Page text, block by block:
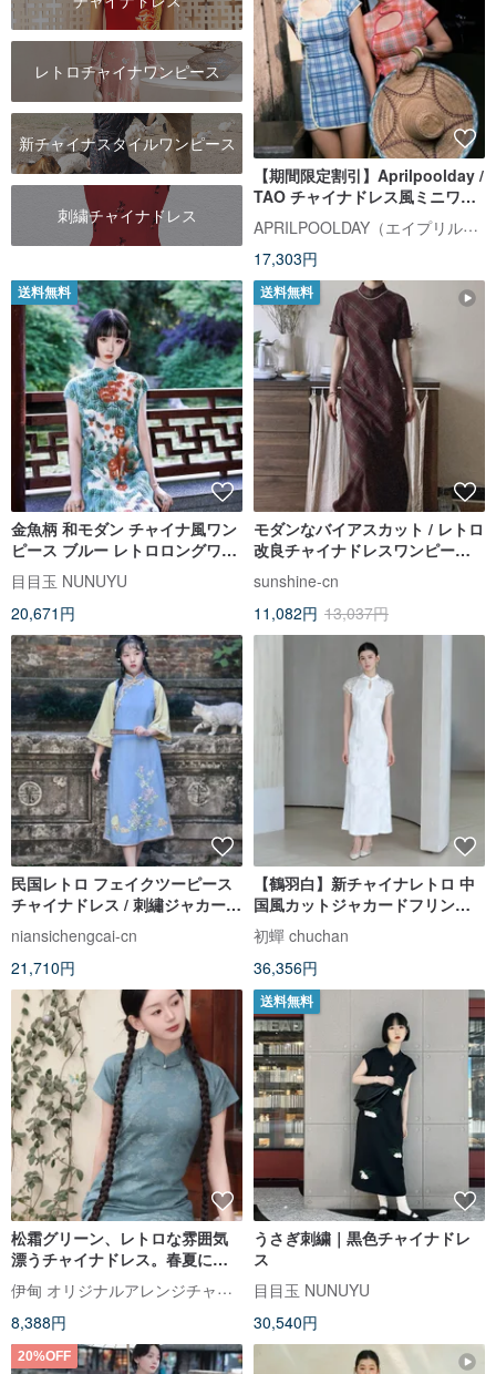
レトロチャイナワンピース
新チャイナスタイルワンピース
刺繍チャイナドレス
【期間限定割引】Aprilpoolday /
TAO チャイナドレス風ミニワン
ピース
APRILPOOLDAY（エイプリルプールデイ）
17,303円
送料無料
金魚柄 和モダン チャイナ風ワン
ピース ブルー レトロロングワン
ピース 夏コーデ 写真映え
目目玉 NUNUYU
20,671円
送料無料
モダンなバイアスカット / レトロ
改良チャイナドレスワンピース /
チェック柄
sunshine-cn
11,082円 13,037円
民国レトロ フェイクツーピース
チャイナドレス / 刺繡ジャカード
ドロップショルダー / 夕暉下シリ
ーズ フルオープンデザイン
niansichengcai-cn
21,710円
【鶴羽白】新チャイナレトロ 中
国風カットジャカードフリンジ/
サテンジャカードワンピース
初蟬 chuchan
36,356円
松霜グリーン、レトロな雰囲気
漂うチャイナドレス。春夏にぴ
ったりの、ゆったりとしたシル
エットが美しい半袖ワンピー
ス。
伊甸 オリジナルアレンジチャイナドレス
8,388円
送料無料
うさぎ刺繍｜黒色チャイナドレ
ス
目目玉 NUNUYU
30,540円
20%OFF